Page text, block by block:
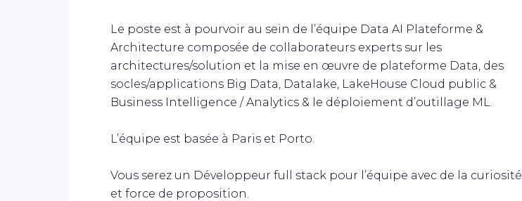
Le poste est à pourvoir au sein de l’équipe Data AI Plateforme &
Architecture composée de collaborateurs experts sur les
architectures/solution et la mise en œuvre de plateforme Data, des
socles/applications Big Data, Datalake, LakeHouse Cloud public &
Business Intelligence / Analytics & le déploiement d’outillage ML.
L’équipe est basée à Paris et Porto.
Vous serez un Développeur full stack pour l’équipe avec de la curiosité
et force de proposition.